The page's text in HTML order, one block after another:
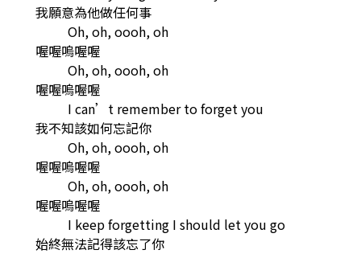
我願意為他做任何事
Oh, oh, oooh, oh
喔喔嗚喔喔
Oh, oh, oooh, oh
喔喔嗚喔喔
I can’t remember to forget you
我不知該如何忘記你
Oh, oh, oooh, oh
喔喔嗚喔喔
Oh, oh, oooh, oh
喔喔嗚喔喔
I keep forgetting I should let you go
始終無法記得該忘了你